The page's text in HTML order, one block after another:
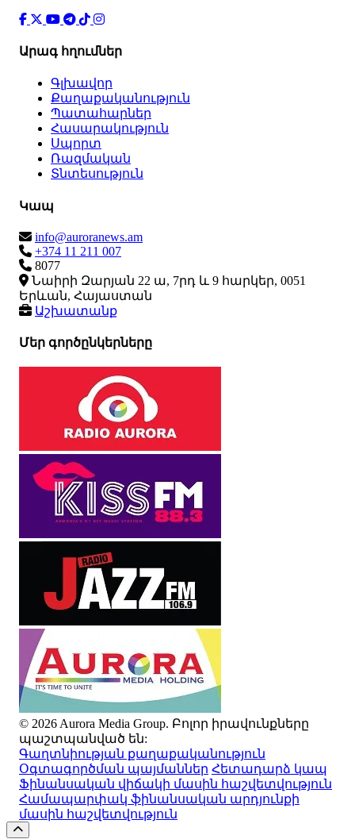
Արագ հղումներ
Գլխավոր
Քաղաքականություն
Պատահարներ
Հասարակություն
Սպորտ
Ռազմական
Տնտեսություն
Կապ
info@auroranews.am
+374 11 211 007
8077
Նաիրի Զարյան 22 ա, 7րդ և 9 հարկեր, 0051
Երևան, Հայաստան
Աշխատանք
Մեր գործընկերները
© 2026 Aurora Media Group. Բոլոր իրավունքները
պաշտպանված են:
Գաղտնիության քաղաքականություն
Օգտագործման պայմաններ Հետադարձ կապ
Ֆինանսական վիճակի մասին հաշվետվություն
Համապարփակ ֆինանսական արդյունքի
մասին հաշվետվություն